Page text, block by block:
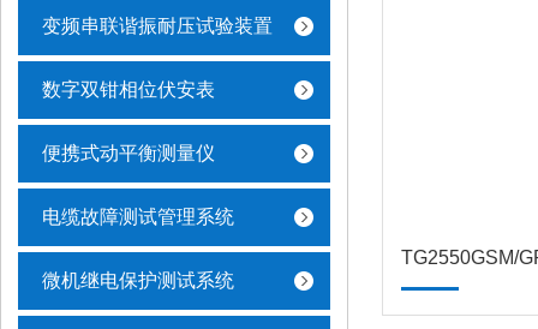
变频串联谐振耐压试验装置
数字双钳相位伏安表
便携式动平衡测量仪
电缆故障测试管理系统
微机继电保护测试系统